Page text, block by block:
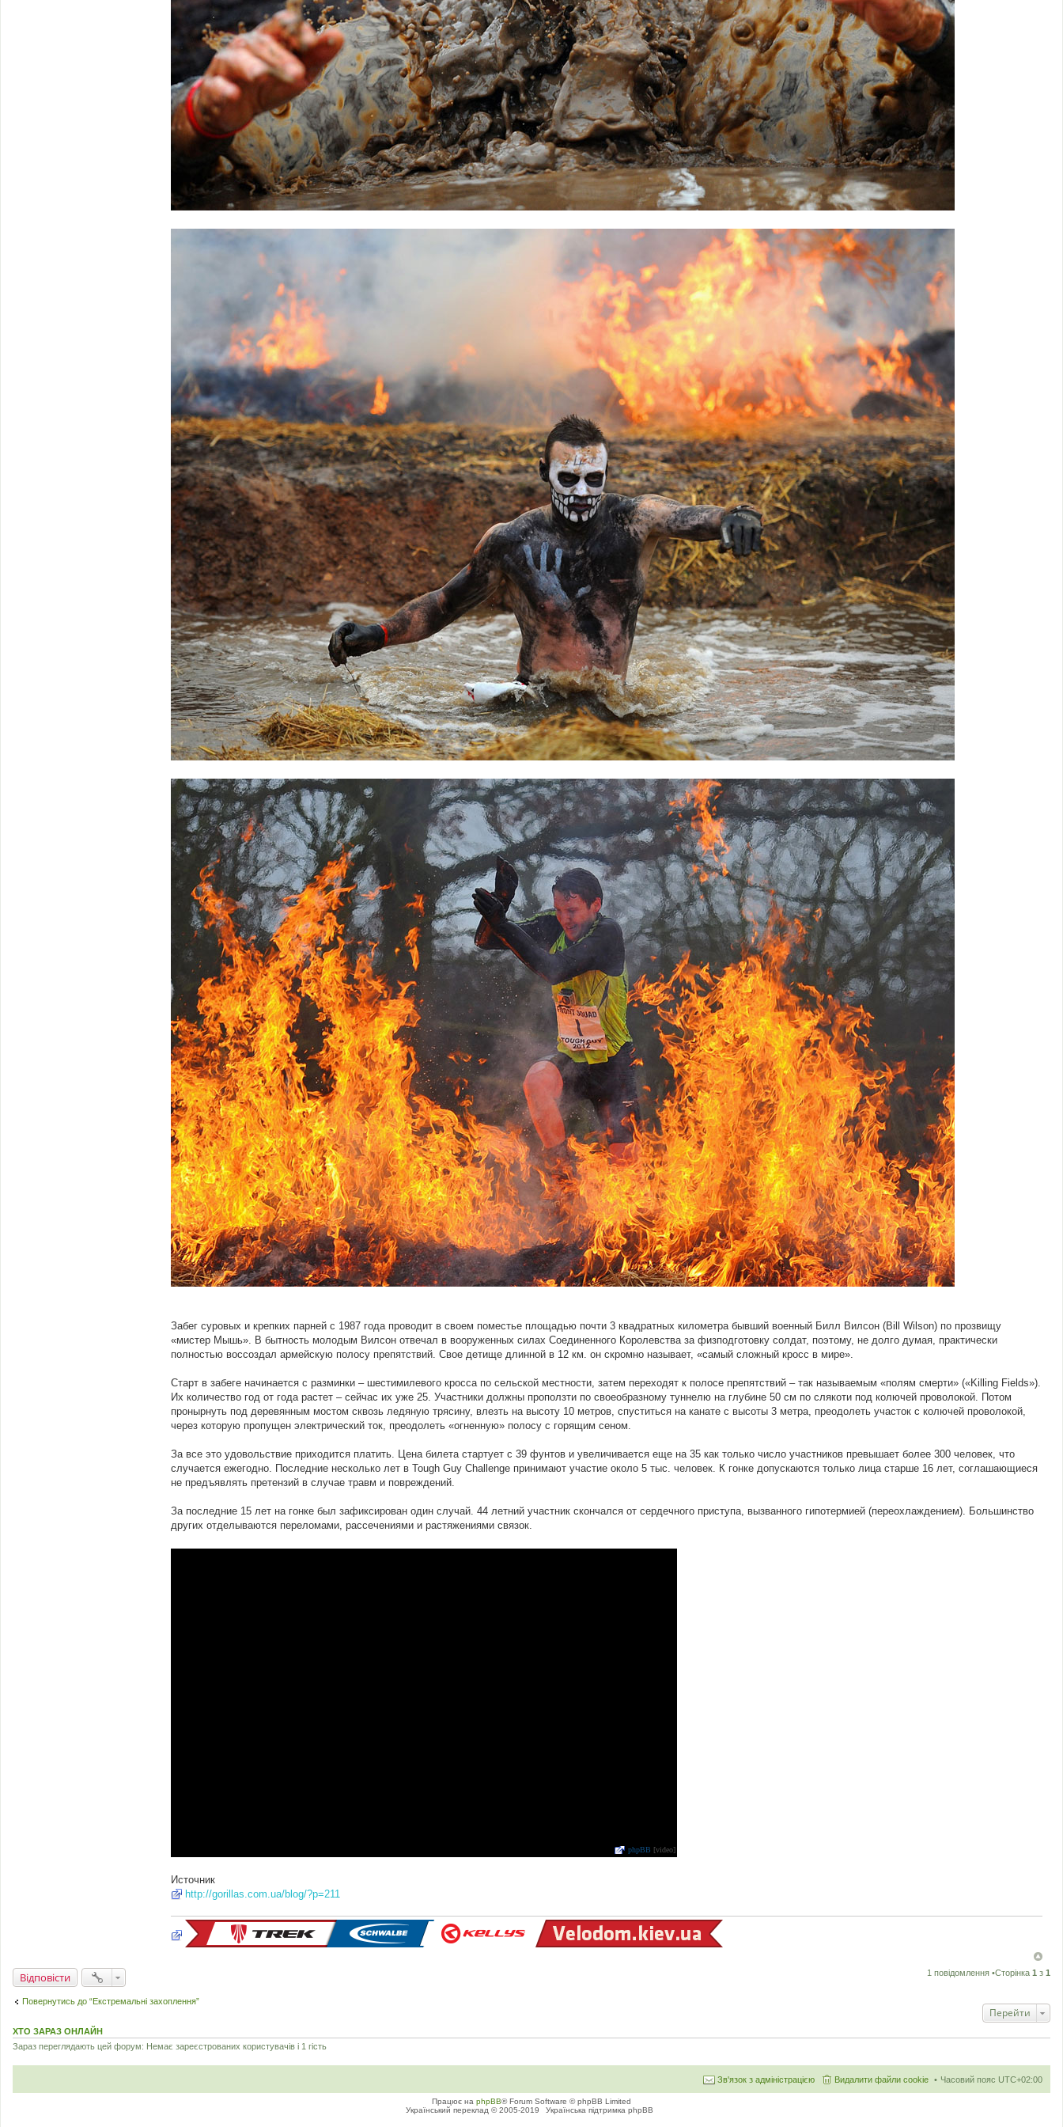
Забег суровых и крепких парней с 1987 года проводит в своем поместье площадью почти 3 квадратных километра бывший военный Билл Вилсон (Bill Wilson) по прозвищу
«мистер Мышь». В бытность молодым Вилсон отвечал в вооруженных силах Соединенного Королевства за физподготовку солдат, поэтому, не долго думая, практически
полностью воссоздал армейскую полосу препятствий. Свое детище длинной в 12 км. он скромно называет, «самый сложный кросс в мире».
Старт в забеге начинается с разминки – шестимилевого кросса по сельской местности, затем переходят к полосе препятствий – так называемым «полям смерти» («Killing Fields»).
Их количество год от года растет – сейчас их уже 25. Участники должны проползти по своеобразному туннелю на глубине 50 см по слякоти под колючей проволокой. Потом
пронырнуть под деревянным мостом сквозь ледяную трясину, влезть на высоту 10 метров, спуститься на канате с высоты 3 метра, преодолеть участок с колючей проволокой,
через которую пропущен электрический ток, преодолеть «огненную» полосу с горящим сеном.
За все это удовольствие приходится платить. Цена билета стартует с 39 фунтов и увеличивается еще на 35 как только число участников превышает более 300 человек, что
случается ежегодно. Последние несколько лет в Tough Guy Challenge принимают участие около 5 тыс. человек. К гонке допускаются только лица старше 16 лет, соглашающиеся
не предъявлять претензий в случае травм и повреждений.
За последние 15 лет на гонке был зафиксирован один случай. 44 летний участник скончался от сердечного приступа, вызванного гипотермией (переохлаждением). Большинство
других отделываются переломами, рассечениями и растяжениями связок.
phpBB [video]
Источник
http://gorillas.com.ua/blog/?p=211
Відповісти 1 повідомлення •Сторінка 1 з 1
Повернутись до “Екстремальні захоплення”
Перейти
ХТО ЗАРАЗ ОНЛАЙН
Зараз переглядають цей форум: Немає зареєстрованих користувачів і 1 гість
Часовий пояс UTC+02:00
Видалити файли cookie
Зв'язок з адміністрацією
Працює на phpBB® Forum Software © phpBB Limited
Український переклад © 2005-2019
Українська підтримка phpBB